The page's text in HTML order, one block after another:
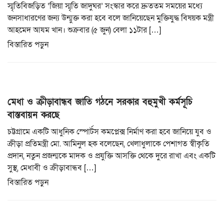
স্মৃতিবিজড়িত ‘জিয়া স্মৃতি জাদুঘর’ সংস্কার করে দ্রুততম সময়ের মধ্যে
জনসাধারণের জন্য উন্মুক্ত করা হবে বলে জানিয়েছেন মুক্তিযুদ্ধ বিষয়ক মন্ত্রী
আহমেদ আযম খান। শুক্রবার (৫ জুন) বেলা ১১টার […]
বিস্তারিত পড়ুন
মেধা ও ক্রীড়াবান্ধব জাতি গঠনে সরকার বহুমুখী কর্মসূচি
বাস্তবায়ন করছে
চট্টগ্রামে একটি আধুনিক স্পোর্টস কমপ্লেক্স নির্মাণ করা হবে জানিয়ে যুব ও
ক্রীড়া প্রতিমন্ত্রী মো. আমিনুল হক বলেছেন, খেলাধুলাকে পেশাগত স্বীকৃতি
প্রদান, নতুন প্রজন্মকে মাদক ও প্রযুক্তি আসক্তি থেকে দুরে রাখা এবং একটি
সুস্থ, মেধাবী ও ক্রীড়াবান্ধব […]
বিস্তারিত পড়ুন